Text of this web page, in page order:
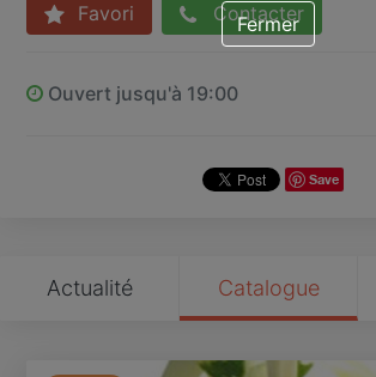
Favori Contacter
Ouvert jusqu'à 19:00
Save
Actualité Catalogue
Fermer